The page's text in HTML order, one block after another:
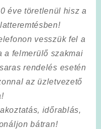
éve töretlenül hisz a
vesszük fel a
a felmerülő szakmai
rendelés esetén
az üzletvezető
időrablás,
bátran!